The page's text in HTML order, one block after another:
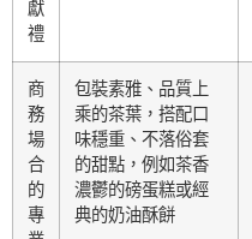
獻
禮
商
務
場
合
的
專
包裝素雅、品質上
乘的茶葉，搭配口
味穩重、不落俗套
的甜點，例如茶香
濃鬱的磅蛋糕或經
典的奶油酥餅